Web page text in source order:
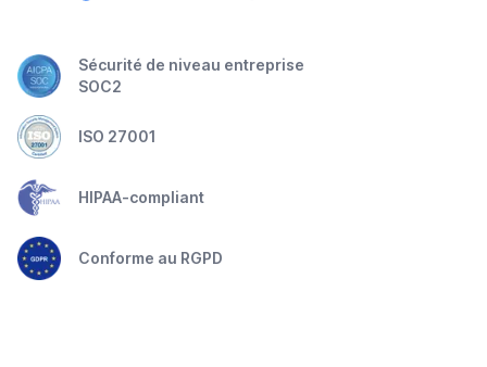
Sécurité de niveau entreprise
SOC2
ISO 27001
HIPAA-compliant
Conforme au RGPD